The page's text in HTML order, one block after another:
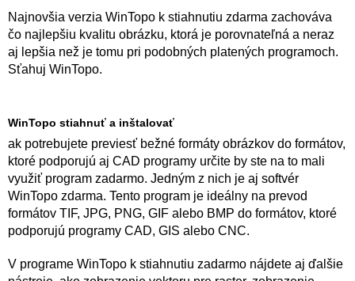
Najnovšia verzia WinTopo k stiahnutiu zdarma zachováva
čo najlepšiu kvalitu obrázku, ktorá je porovnateľná a neraz
aj lepšia než je tomu pri podobných platených programoch.
Sťahuj WinTopo.
WinTopo stiahnuť a inštalovať
ak potrebujete previesť bežné formáty obrázkov do formátov,
ktoré podporujú aj CAD programy určite by ste na to mali
využiť program zadarmo. Jedným z nich je aj softvér
WinTopo zdarma. Tento program je ideálny na prevod
formátov TIF, JPG, PNG, GIF alebo BMP do formátov, ktoré
podporujú programy CAD, GIS alebo CNC.
V programe WinTopo k stiahnutiu zadarmo nájdete aj ďalšie